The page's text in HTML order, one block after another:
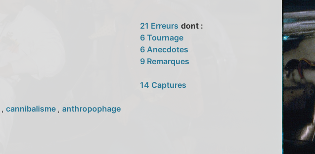
, cannibalisme , anthropophage
21 Erreurs dont :
6 Tournage
6 Anecdotes
9 Remarques
14 Captures